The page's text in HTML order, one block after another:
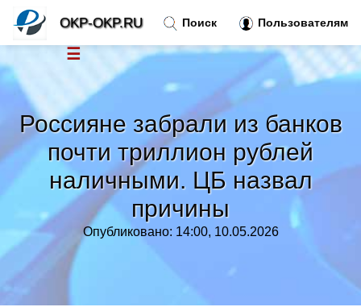
Россияне забрали из банков
почти триллион рублей
наличными. ЦБ назвал
причины
Опубликовано: 14:00, 10.05.2026
Поиск Пользователям
OKP-OKP.RU
☰
Тренды новостей »
Рубрики»
Правила »